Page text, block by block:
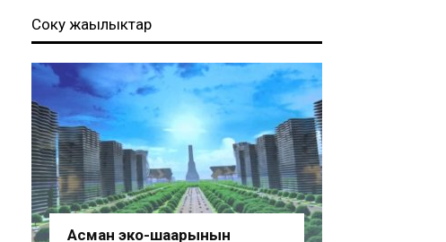
Соңку жаңылыктар
Асман эко-шаарынын